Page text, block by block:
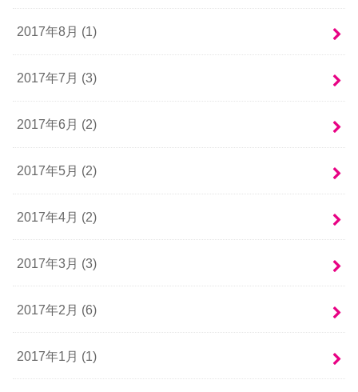
2017年8月 (1)
2017年7月 (3)
2017年6月 (2)
2017年5月 (2)
2017年4月 (2)
2017年3月 (3)
2017年2月 (6)
2017年1月 (1)